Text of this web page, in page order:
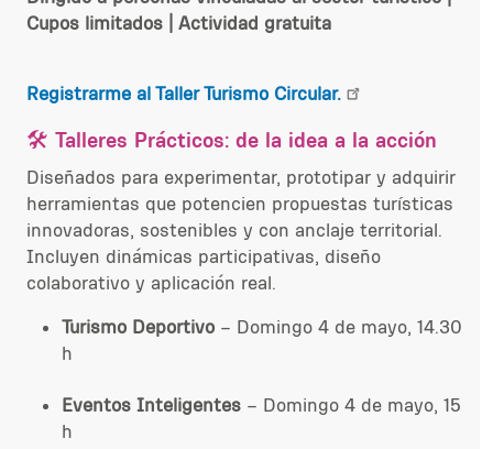
Cupos limitados | Actividad gratuita
Registrarme al Taller Turismo Circular.
🛠️ Talleres Prácticos: de la idea a la acción
Diseñados para experimentar, prototipar y adquirir
herramientas que potencien propuestas turísticas
innovadoras, sostenibles y con anclaje territorial.
Incluyen dinámicas participativas, diseño
colaborativo y aplicación real.
Turismo Deportivo – Domingo 4 de mayo, 14.30
h
Eventos Inteligentes – Domingo 4 de mayo, 15
h